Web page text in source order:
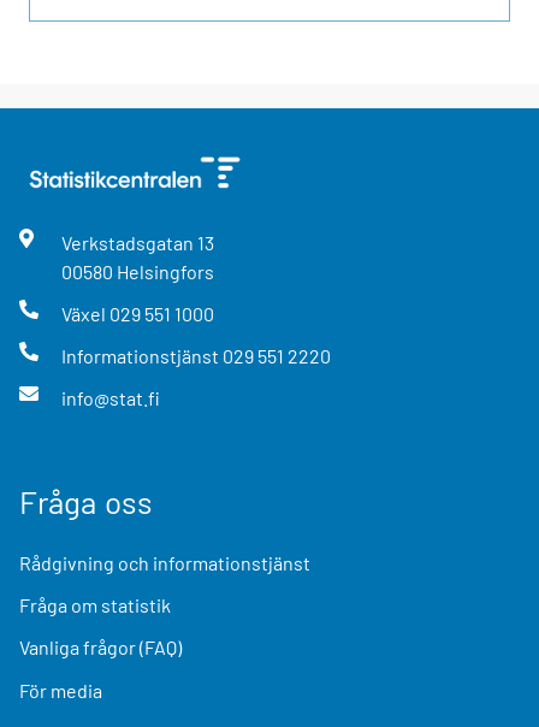
Verkstadsgatan 13
00580 Helsingfors
Växel 029 551 1000
Informationstjänst 029 551 2220
info@stat.fi
Fråga oss
Rådgivning och informationstjänst
Fråga om statistik
Vanliga frågor (FAQ)
För media